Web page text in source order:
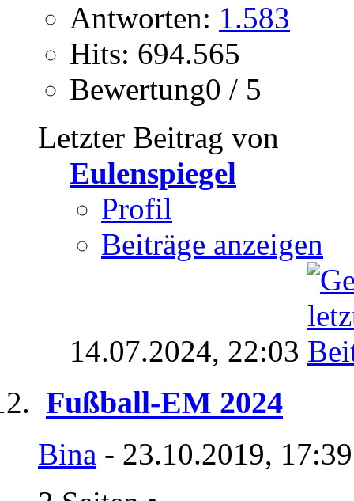
Antworten: 1.583
Hits: 694.565
Bewertung0 / 5
Letzter Beitrag von
Eulenspiegel
Profil
Beiträge anzeigen
14.07.2024, 22:03
Fußball-EM 2024
Bina - 23.10.2019,